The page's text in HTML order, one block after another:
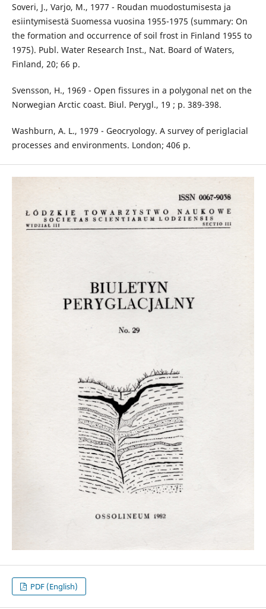
Soveri, J., Varjo, M., 1977 - Roudan muodostumisesta ja
esiintymisestä Suomessa vuosina 1955-1975 (summary: On
the formation and occurrence of soil frost in Finland 1955 to
1975). Publ. Water Research Inst., Nat. Board of Waters,
Finland, 20; 66 p.
Svensson, H., 1969 - Open fissures in a polygonal net on the
Norwegian Arctic coast. Biul. Perygl., 19 ; p. 389-398.
Washburn, A. L., 1979 - Geocryology. A survey of periglacial
processes and environments. London; 406 p.
PDF (English)